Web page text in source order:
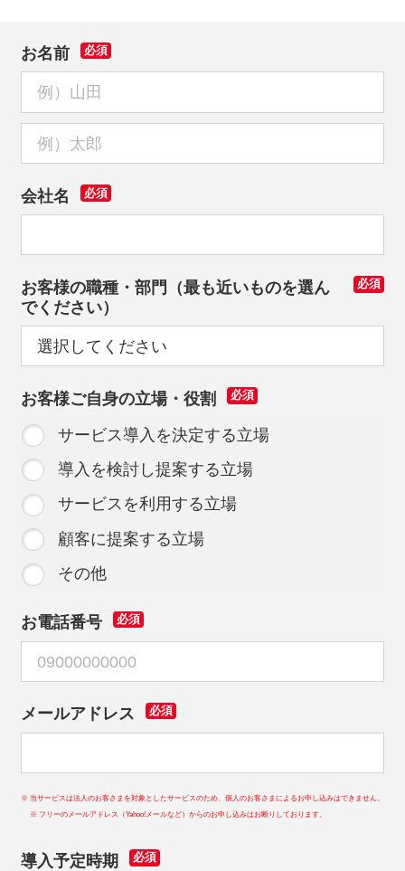
必須
お名前
必須
会社名
必須
お客様の職種・部門（最も近いものを選ん
でください）
必須
お客様ご自身の立場・役割
サービス導入を決定する立場
導入を検討し提案する立場
サービスを利用する立場
顧客に提案する立場
その他
必須
お電話番号
必須
メールアドレス
※ 当サービスは法人のお客さまを対象としたサービスのため、個人のお客さまによるお申し込みはできません。
※ フリーのメールアドレス（Yahoo!メールなど）からのお申し込みはお断りしております。
必須
導入予定時期